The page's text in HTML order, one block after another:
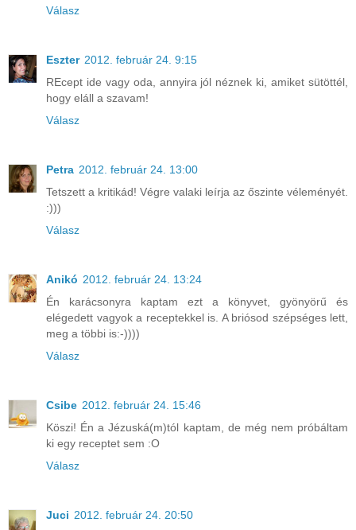
Válasz
Eszter 2012. február 24. 9:15
REcept ide vagy oda, annyira jól néznek ki, amiket sütöttél,
hogy eláll a szavam!
Válasz
Petra 2012. február 24. 13:00
Tetszett a kritikád! Végre valaki leírja az őszinte véleményét.
:)))
Válasz
Anikó 2012. február 24. 13:24
Én karácsonyra kaptam ezt a könyvet, gyönyörű és
elégedett vagyok a receptekkel is. A briósod szépséges lett,
meg a többi is:-))))
Válasz
Csibe 2012. február 24. 15:46
Köszi! Én a Jézuská(m)tól kaptam, de még nem próbáltam
ki egy receptet sem :O
Válasz
Juci 2012. február 24. 20:50